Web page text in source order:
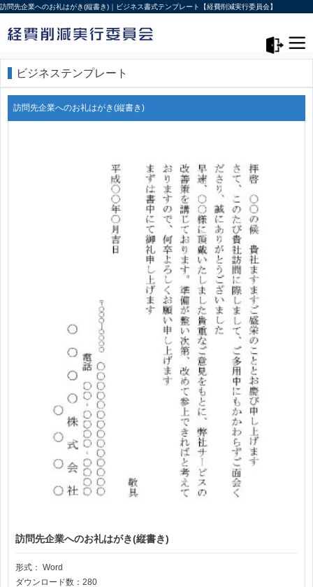
訪問先企業へのお礼はがき(縦書き)｜ビジネス書式テンプレート【経費削減実行委員会】
ビジネステンプレート
訪問先企業へのお礼はがき(縦書き)
訪問先企業へのお礼はがき(縦書き)
形式： Word
ダウンロード数：280